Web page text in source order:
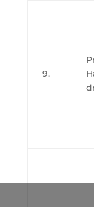
9.